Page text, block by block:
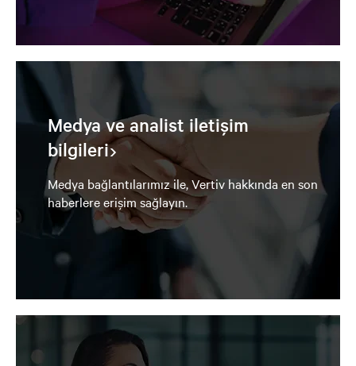
Medya ve analist iletişim
bilgileri
Medya bağlantılarımız ile, Vertiv hakkında en son
haberlere erişim sağlayın.